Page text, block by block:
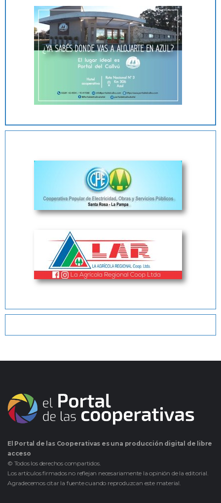
El Portal de las Cooperativas es una producción digital de libre
acceso
© Todos los derechos compartidos.
Los artículos firmados no reflejan necesariamente la opinión de la editorial.
Agradecemos citar la fuente cuando reproduzcan este material.